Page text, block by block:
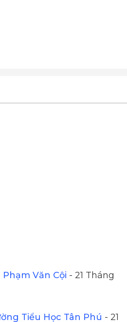
Văn Cội - 21 Tháng
Tiểu Học Tân Phú - 21